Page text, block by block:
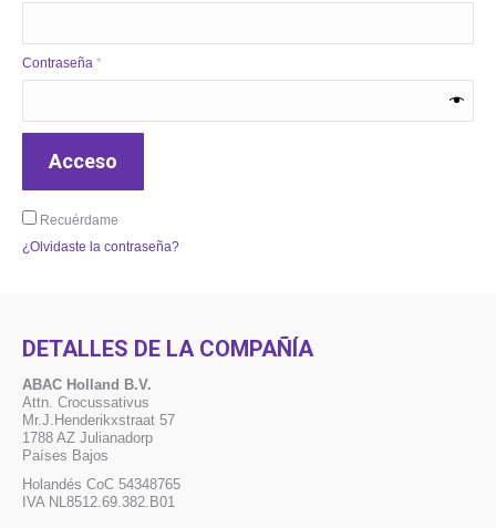
Contraseña *
Acceso
Recuérdame
¿Olvidaste la contraseña?
DETALLES DE LA COMPAÑÍA
ABAC Holland B.V.
Attn. Crocussativus
Mr.J.Henderikxstraat 57
1788 AZ Julianadorp
Países Bajos
Holandés CoC 54348765
IVA NL8512.69.382.B01